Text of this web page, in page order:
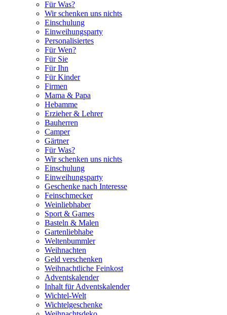
Für Was?
Wir schenken uns nichts
Einschulung
Einweihungsparty
Personalisiertes
Für Wen?
Für Sie
Für Ihn
Für Kinder
Firmen
Mama & Papa
Hebamme
Erzieher & Lehrer
Bauherren
Camper
Gärtner
Für Was?
Wir schenken uns nichts
Einschulung
Einweihungsparty
Geschenke nach Interesse
Feinschmecker
Weinliebhaber
Sport & Games
Basteln & Malen
Gartenliebhabe
Weltenbummler
Weihnachten
Geld verschenken
Weihnachtliche Feinkost
Adventskalender
Inhalt für Adventskalender
Wichtel-Welt
Wichtelgeschenke